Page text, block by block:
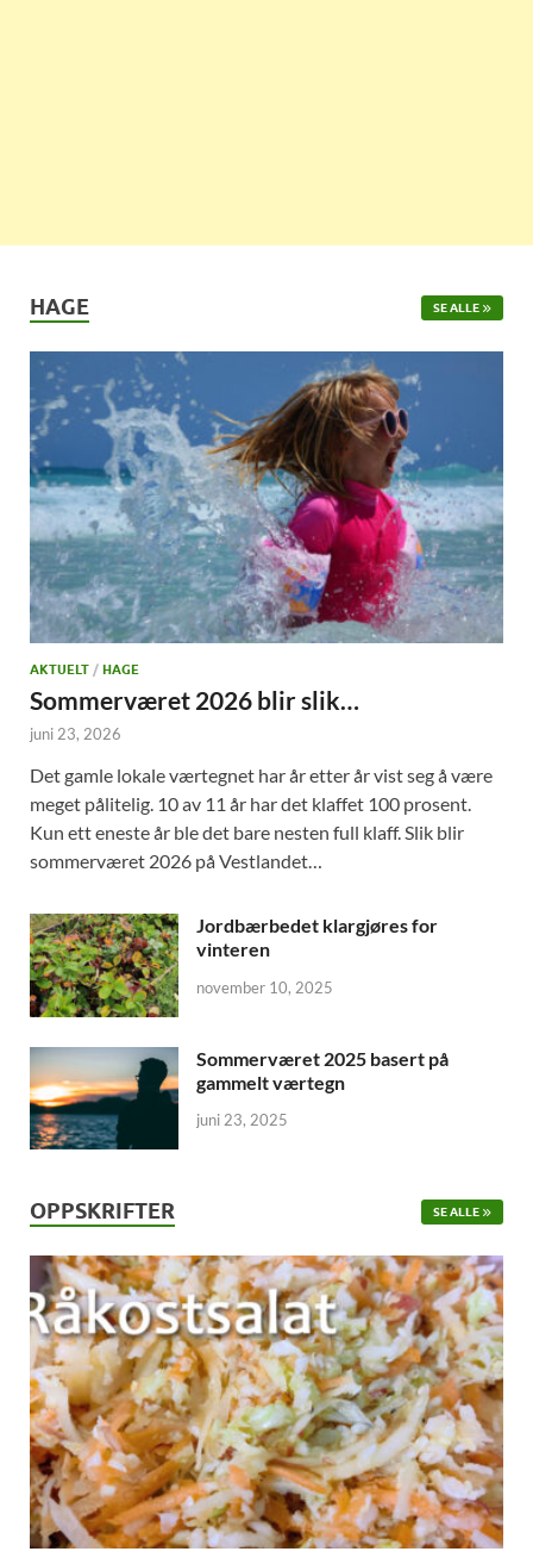
HAGE SE ALLE
AKTUELT / HAGE
Sommerværet 2026 blir slik…
juni 23, 2026
Det gamle lokale værtegnet har år etter år vist seg å være
meget pålitelig. 10 av 11 år har det klaffet 100 prosent.
Kun ett eneste år ble det bare nesten full klaff. Slik blir
sommerværet 2026 på Vestlandet…
Jordbærbedet klargjøres for
vinteren
november 10, 2025
Sommerværet 2025 basert på
gammelt værtegn
juni 23, 2025
OPPSKRIFTER SE ALLE